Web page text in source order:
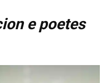
e poetes